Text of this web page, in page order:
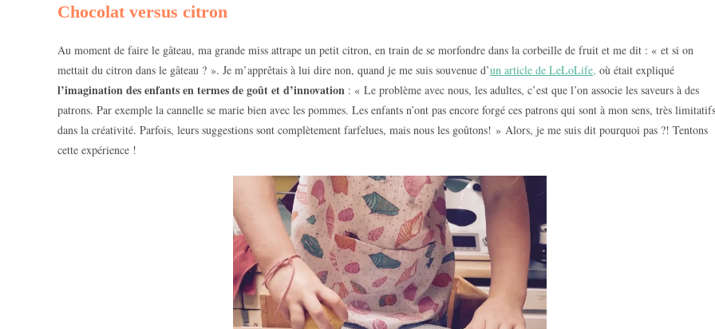
Chocolat versus citron
Au moment de faire le gâteau, ma grande miss attrape un petit citron, en train de se morfondre dans la corbeille de fruit et me dit : « et si on
mettait du citron dans le gâteau ? ». Je m’apprêtais à lui dire non, quand je me suis souvenue d’un article de LeLoLife, où était expliqué
l’imagination des enfants en termes de goût et d’innovation : « Le problème avec nous, les adultes, c’est que l’on associe les saveurs à des
patrons. Par exemple la cannelle se marie bien avec les pommes. Les enfants n’ont pas encore forgé ces patrons qui sont à mon sens, très limitatifs
dans la créativité. Parfois, leurs suggestions sont complètement farfelues, mais nous les goûtons! » Alors, je me suis dit pourquoi pas ?! Tentons
cette expérience !